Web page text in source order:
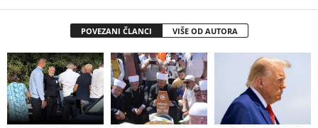
POVEZANI ČLANCI VIŠE OD AUTORA